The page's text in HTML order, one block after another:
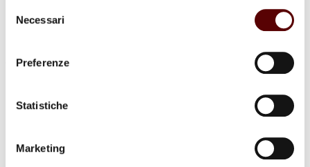
delNecessari
Preferenze
Statistiche
Marketing